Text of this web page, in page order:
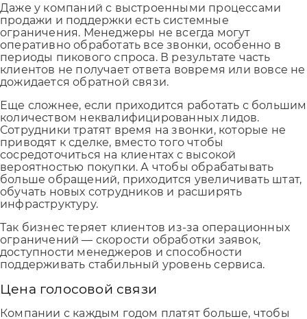
Даже у компаний с выстроенными процессами
продажи и поддержки есть системные
ограничения. Менеджеры не всегда могут
оперативно обработать все звонки, особенно в
периоды пикового спроса. В результате часть
клиентов не получает ответа вовремя или вовсе не
дожидается обратной связи.
Еще сложнее, если приходится работать с большим
количеством неквалифицированных лидов.
Сотрудники тратят время на звонки, которые не
приводят к сделке, вместо того чтобы
сосредоточиться на клиентах с высокой
вероятностью покупки. А чтобы обрабатывать
больше обращений, приходится увеличивать штат,
обучать новых сотрудников и расширять
инфраструктуру.
Так бизнес теряет клиентов из-за операционных
ограничений — скорости обработки заявок,
доступности менеджеров и способности
поддерживать стабильный уровень сервиса.
Цена голосовой связи
Компании с каждым годом платят больше, чтобы